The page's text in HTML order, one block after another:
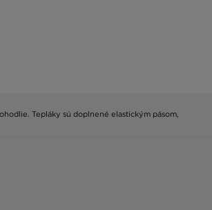
Tepláky sú doplnené elastickým pásom,